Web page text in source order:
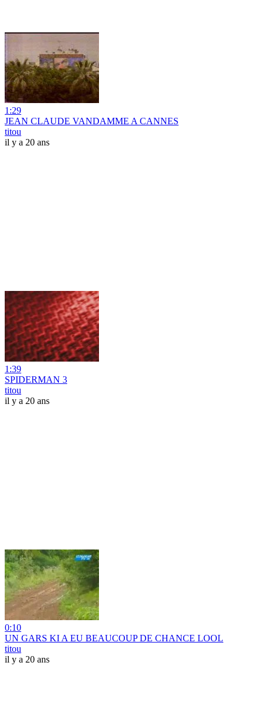
1:29
JEAN CLAUDE VANDAMME A CANNES
titou
il y a 20 ans
1:39
SPIDERMAN 3
titou
il y a 20 ans
0:10
UN GARS KI A EU BEAUCOUP DE CHANCE LOOL
titou
il y a 20 ans